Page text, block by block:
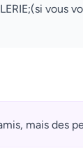
vous
mais des